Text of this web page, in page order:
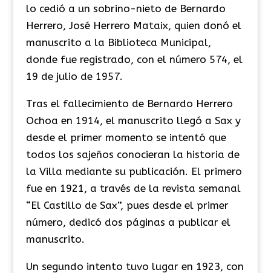
lo cedió a un sobrino-nieto de Bernardo
Herrero, José Herrero Mataix, quien donó el
manuscrito a la Biblioteca Municipal,
donde fue registrado, con el número 574, el
19 de julio de 1957.
​Tras el fallecimiento de Bernardo Herrero
Ochoa en 1914, el manuscrito llegó a Sax y
desde el primer momento se intentó que
todos los sajeños conocieran la historia de
la Villa mediante su publicación. El primero
fue en 1921, a través de la revista semanal
“El Castillo de Sax”, pues desde el primer
número, dedicó dos páginas a publicar el
manuscrito.
​Un segundo intento tuvo lugar en 1923, con